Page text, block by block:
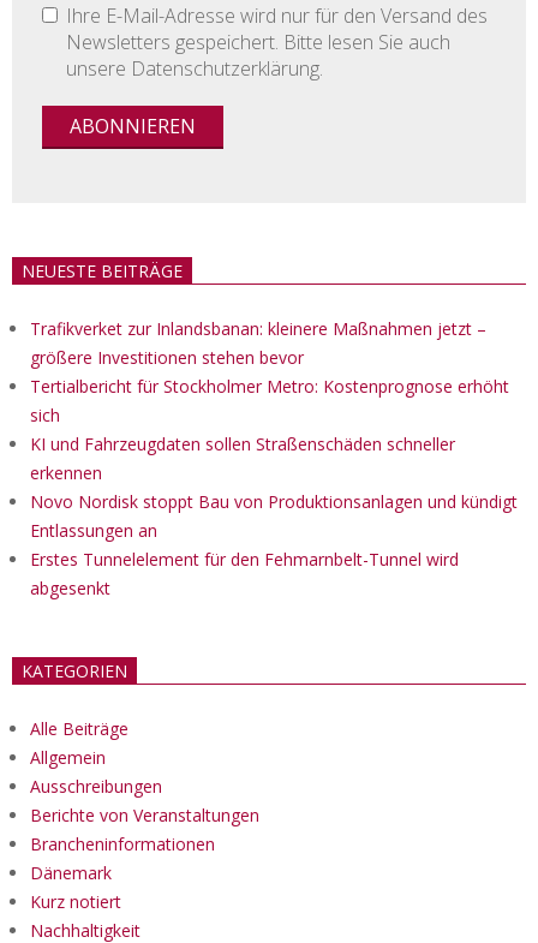
Ihre E-Mail-Adresse wird nur für den Versand des
Newsletters gespeichert. Bitte lesen Sie auch
unsere Datenschutzerklärung.
NEUESTE BEITRÄGE
Trafikverket zur Inlandsbanan: kleinere Maßnahmen jetzt –
größere Investitionen stehen bevor
Tertialbericht für Stockholmer Metro: Kostenprognose erhöht
sich
KI und Fahrzeugdaten sollen Straßenschäden schneller
erkennen
Novo Nordisk stoppt Bau von Produktionsanlagen und kündigt
Entlassungen an
Erstes Tunnelelement für den Fehmarnbelt-Tunnel wird
abgesenkt
KATEGORIEN
Alle Beiträge
Allgemein
Ausschreibungen
Berichte von Veranstaltungen
Brancheninformationen
Dänemark
Kurz notiert
Nachhaltigkeit